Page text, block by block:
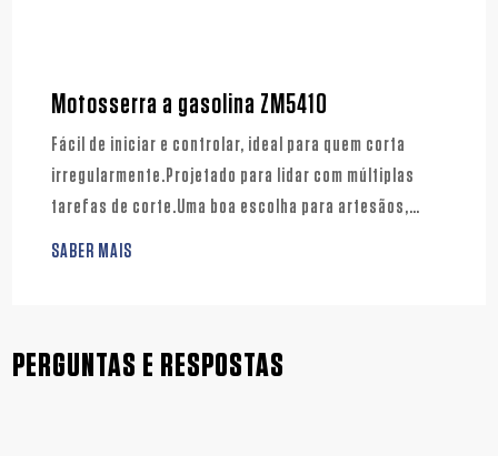
Motosserra a gasolina ZM5410
Fácil de iniciar e controlar, ideal para quem corta
irregularmente.Projetado para lidar com múltiplas
tarefas de corte.Uma boa escolha para artesãos,
agricultores e usuários domésticos.
SABER MAIS
PERGUNTAS E RESPOSTAS